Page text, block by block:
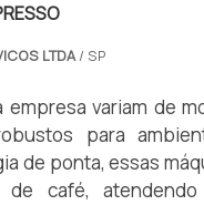
LTDA/ SP
empresa variam de
para
de ponta, essas
de café,